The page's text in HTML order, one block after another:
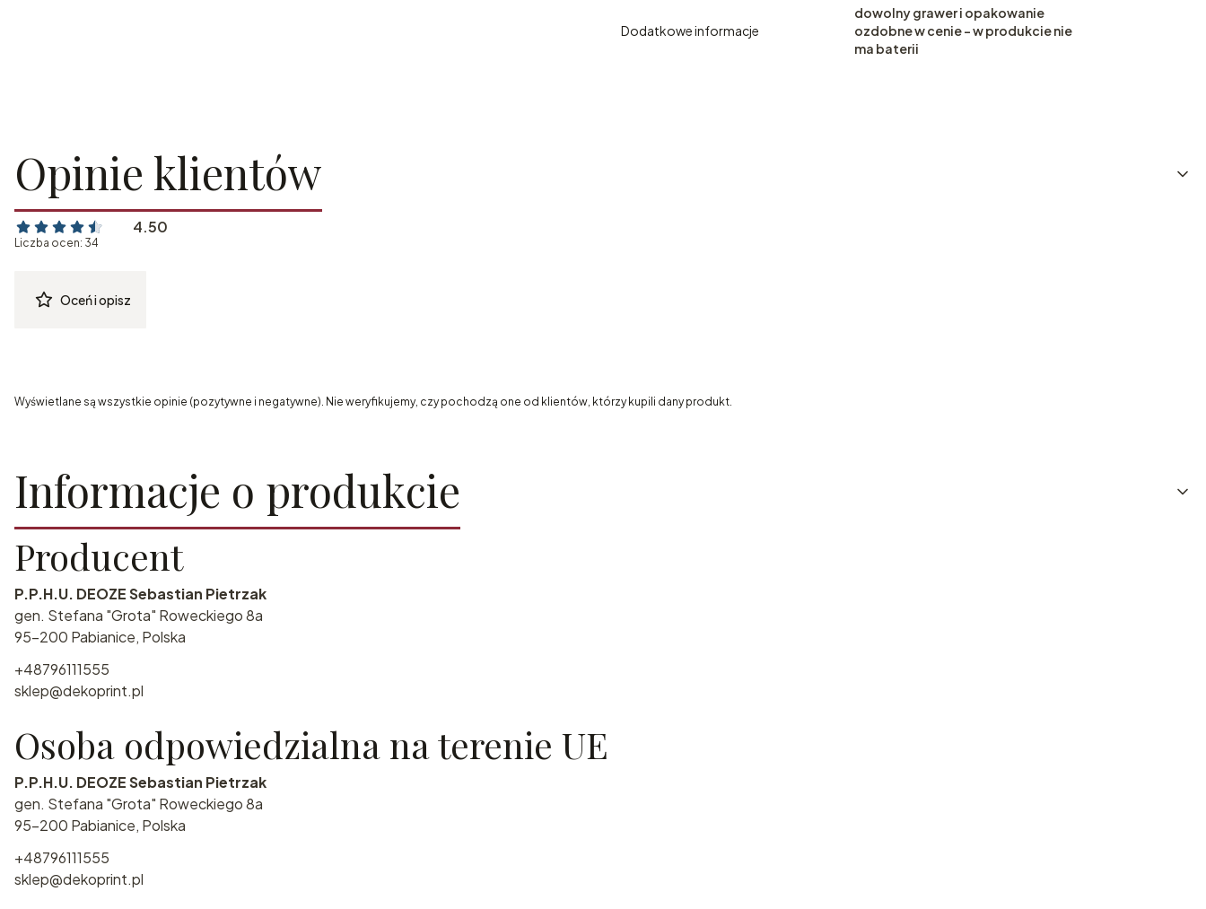
Dodatkowe informacje
dowolny grawer i opakowanie
ozdobne w cenie - w produkcie nie
ma baterii
Opinie klientów
4.50
Liczba ocen: 34
Oceń i opisz
Wyświetlane są wszystkie opinie (pozytywne i negatywne). Nie weryfikujemy, czy pochodzą one od klientów, którzy kupili dany produkt.
Informacje o produkcie
Producent
P.P.H.U. DEOZE Sebastian Pietrzak
gen. Stefana "Grota" Roweckiego 8a
95-200 Pabianice, Polska
+48796111555
sklep@dekoprint.pl
Osoba odpowiedzialna na terenie UE
P.P.H.U. DEOZE Sebastian Pietrzak
gen. Stefana "Grota" Roweckiego 8a
95-200 Pabianice, Polska
+48796111555
sklep@dekoprint.pl